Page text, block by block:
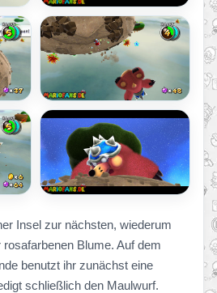
Insel zur nächsten, wiederum
Blume. Auf dem
benutzt ihr zunächst eine
schließlich den Maulwurf.